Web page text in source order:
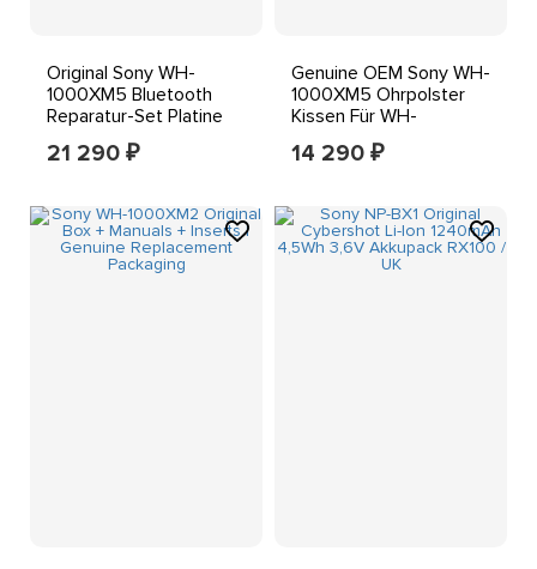
Original Sony WH-
1000XM5 Bluetooth
Reparatur-Set Platine
Genuine OEM
21 290 ₽
Genuine OEM Sony WH-
1000XM5 Ohrpolster
Kissen Für WH-
1000XM5 Schwarz
14 290 ₽